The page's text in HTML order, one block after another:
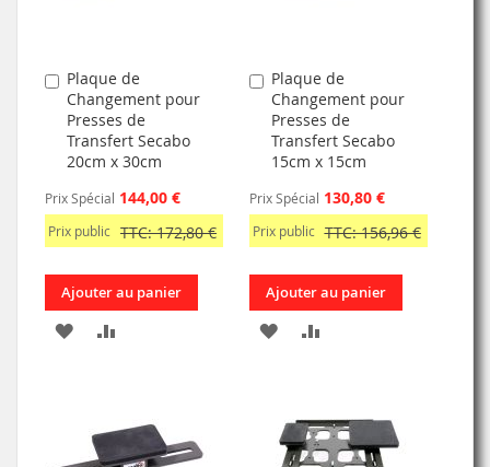
Plaque de
Changement pour
Presses de
Transfert Secabo
20cm x 30cm
Prix Spécial 144,00 €
Prix public TTC: 172,80 €
Ajouter
au
panier
Ajouter au panier
AJOUTER
LISTE
Plaque de
Changement pour
Presses de
Transfert Secabo
15cm x 15cm
Prix Spécial 130,80 €
Prix public TTC: 156,96 €
Ajouter
au
panier
Ajouter au panier
AJOUTER
LISTE